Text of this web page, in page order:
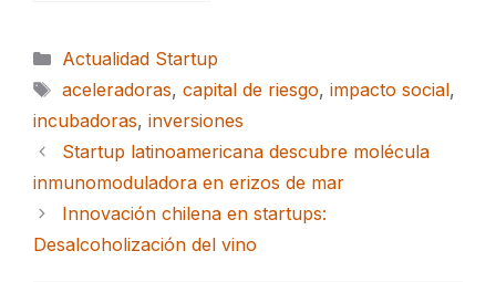
Categorías
Actualidad Startup
Etiquetas
aceleradoras, capital de riesgo, impacto social,
incubadoras, inversiones
Startup latinoamericana descubre molécula
inmunomoduladora en erizos de mar
Innovación chilena en startups:
Desalcoholización del vino